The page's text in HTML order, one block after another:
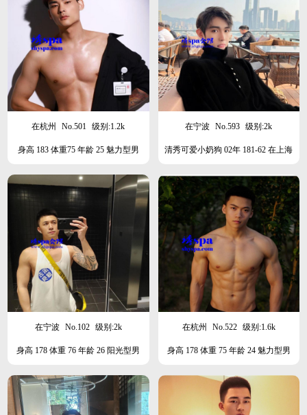
在杭州 No.501 级别:1.2k
身高 183 体重75 年龄 25 魅力型男
在宁波 No.593 级别:2k
清秀可爱小奶狗 02年 181-62 在上海
在宁波 No.102 级别:2k
身高 178 体重 76 年龄 26 阳光型男
在杭州 No.522 级别:1.6k
身高 178 体重 75 年龄 24 魅力型男